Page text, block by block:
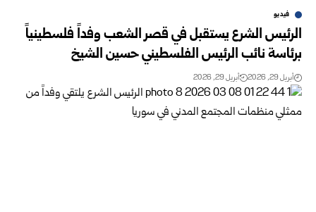
فيديو
الرئيس الشرع يستقبل في قصر الشعب وفداً فلسطينياً
برئاسة نائب الرئيس الفلسطيني حسين الشيخ
أبريل 29, 2026 أبريل 29, 2026